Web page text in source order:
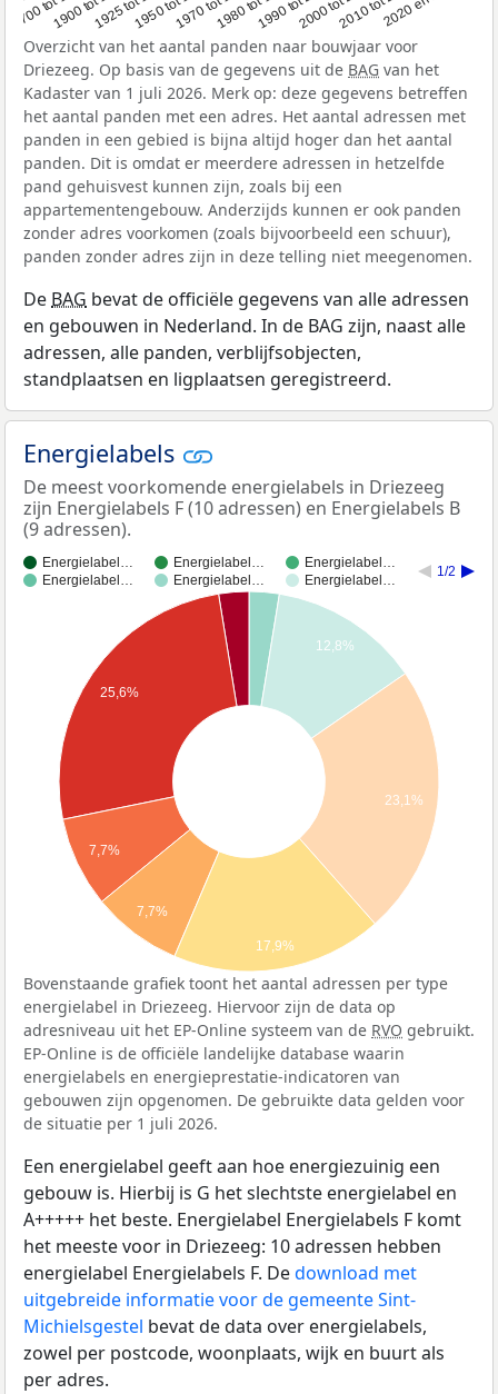
Overzicht van het aantal panden naar bouwjaar voor
Driezeeg. Op basis van de gegevens uit de BAG van het
Kadaster van 1 juli 2026. Merk op: deze gegevens betreffen
het aantal panden met een adres. Het aantal adressen met
panden in een gebied is bijna altijd hoger dan het aantal
panden. Dit is omdat er meerdere adressen in hetzelfde
pand gehuisvest kunnen zijn, zoals bij een
appartementengebouw. Anderzijds kunnen er ook panden
zonder adres voorkomen (zoals bijvoorbeeld een schuur),
panden zonder adres zijn in deze telling niet meegenomen.
De BAG bevat de officiële gegevens van alle adressen
en gebouwen in Nederland. In de BAG zijn, naast alle
adressen, alle panden, verblijfsobjecten,
standplaatsen en ligplaatsen geregistreerd.
Energielabels
De meest voorkomende energielabels in Driezeeg
zijn Energielabels F (10 adressen) en Energielabels B
(9 adressen).
Energielabel… Energielabel…
Energielabel…
Energielabel…
Energielabel… Energielabel…
1/2
12,8%
23,1%
25,6%
7,7%
7,7%
17,9%
Bovenstaande grafiek toont het aantal adressen per type
energielabel in Driezeeg. Hiervoor zijn de data op
adresniveau uit het EP-Online systeem van de RVO gebruikt.
EP-Online is de officiële landelijke database waarin
energielabels en energieprestatie-indicatoren van
gebouwen zijn opgenomen. De gebruikte data gelden voor
de situatie per 1 juli 2026.
Een energielabel geeft aan hoe energiezuinig een
gebouw is. Hierbij is G het slechtste energielabel en
A+++++ het beste. Energielabel Energielabels F komt
het meeste voor in Driezeeg: 10 adressen hebben
energielabel Energielabels F. Dedownload met
uitgebreide informatie voor de gemeente Sint-
Michielsgestel bevat de data over energielabels,
zowel per postcode, woonplaats, wijk en buurt als
per adres.